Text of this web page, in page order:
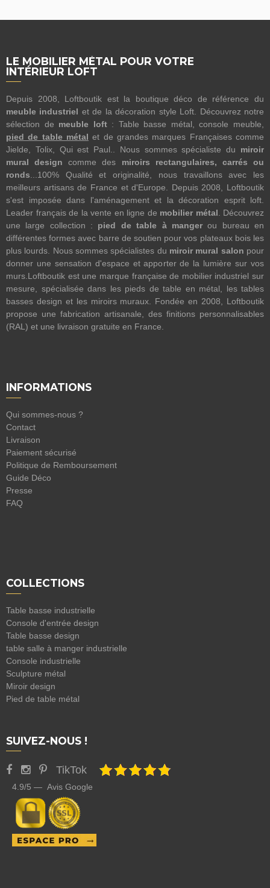
LE MOBILIER MÉTAL POUR VOTRE
INTÉRIEUR LOFT
Depuis 2008, Loftboutik est la boutique déco de référence du
meuble industriel et de la décoration style Loft. Découvrez notre
sélection de meuble loft: Table basse métal, console meuble,
pied de table métal et de grandes marques Françaises comme
Jielde, Tolix, Qui est Paul.. Nous sommes spécialiste du miroir
mural design comme des miroirs rectangulaires, carrés ou
ronds ...100% Qualité et originalité, nous travaillons avec les
meilleurs artisans de France et d'Europe. Depuis 2008, Loftboutik
s'est imposée dans l'aménagement et la décoration esprit loft.
Leader français de la vente en ligne de mobilier métal . Découvrez
une large collection : pied de table à mangerou bureau en
différentes formes avec barre de soutien pour vos plateaux bois les
plus lourds. Nous sommes spécialistes du miroir mural salon pour
donner une sensation d'espace et apporter de la lumière sur vos
murs.Loftboutik est une marque française de mobilier industriel sur
mesure, spécialisée dans les pieds de table en métal, les tables
basses design et les miroirs muraux. Fondée en 2008, Loftboutik
propose une fabrication artisanale, des finitions personnalisables
(RAL) et une livraison gratuite en France.
INFORMATIONS
Qui sommes-nous ?
Contact
Livraison
Paiement sécurisé
Politique de Remboursement
Guide Déco
Presse
FAQ
COLLECTIONS
Table basse industrielle
Console d'entrée design
Table basse design
table salle à manger industrielle
Console industrielle
Sculpture métal
Miroir design
Pied de table métal
SUIVEZ-NOUS !
TikTok
4.9/5 — Avis Google